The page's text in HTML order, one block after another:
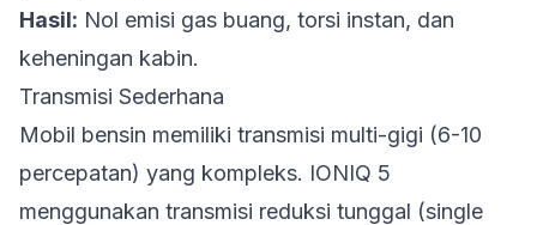
Hasil: Nol emisi gas buang, torsi instan, dan
keheningan kabin.
Transmisi Sederhana
Mobil bensin memiliki transmisi multi-gigi (6-10
percepatan) yang kompleks. IONIQ 5
menggunakan transmisi reduksi tunggal (single